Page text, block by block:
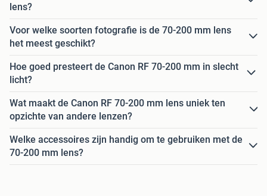
lens?
Voor welke soorten fotografie is de 70-200 mm lens
het meest geschikt?
Hoe goed presteert de Canon RF 70-200 mm in slecht
licht?
Wat maakt de Canon RF 70-200 mm lens uniek ten
opzichte van andere lenzen?
Welke accessoires zijn handig om te gebruiken met de
70-200 mm lens?